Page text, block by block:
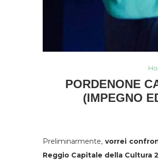
PORDENONE
(IMPEGNO
Preliminarmente, vorrei
Reggio Capitale della Cultura